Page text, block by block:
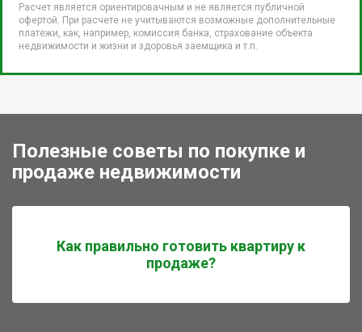
Расчет является ориентировачным и не является публичной
офертой. При расчете не учитываются возможные дополнительные
платежи, как, например, комиссия банка, страхование объекта
недвижимости и жизни и здоровья заемщика и т.п.
Полезные советы по покупке и
продаже недвижимости
Как правильно готовить квартиру к
продаже?